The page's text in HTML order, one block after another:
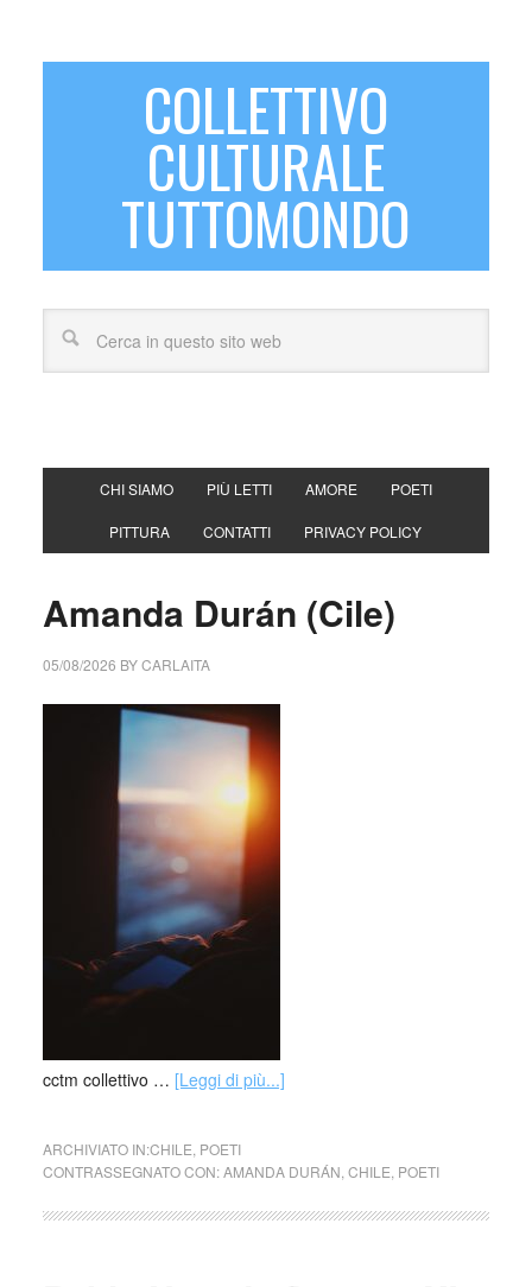
COLLETTIVO
CULTURALE
TUTTOMONDO
CHI SIAMO PIÙ LETTI AMORE POETI
PITTURA CONTATTI PRIVACY POLICY
Amanda Durán (Cile)
05/08/2026 BYCARLAITA
cctm collettivo … [Leggi di più...]
ARCHIVIATO IN:CHILE POETI
CONTRASSEGNATO CON:AMANDA DURÁN CHILE POETI